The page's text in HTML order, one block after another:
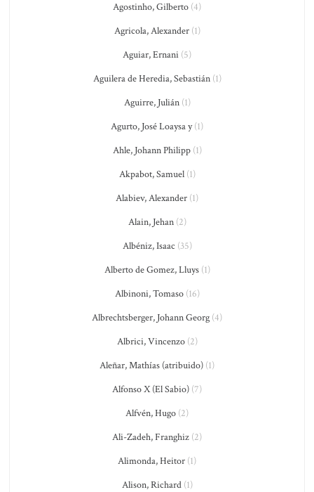
Agostinho, Gilberto (4)
Agricola, Alexander(1)
Aguiar, Ernani (5)
Aguilera de Heredia, Sebastián(1)
Aguirre, Julián(1)
Agurto, José Loaysa y(1)
Ahle, Johann Philipp(1)
Akpabot, Samuel(1)
Alabiev, Alexander (1)
Alain, Jehan(2)
Albéniz, Isaac (35)
Alberto de Gomez, Lluys(1)
Albinoni, Tomaso(16)
Albrechtsberger, Johann Georg (4)
Albrici, Vincenzo(2)
Aleñar, Mathías (atribuido) (1)
Alfonso X (El Sabio) (7)
Alfvén, Hugo (2)
Ali-Zadeh, Franghiz (2)
Alimonda, Heitor (1)
Alison, Richard(1)